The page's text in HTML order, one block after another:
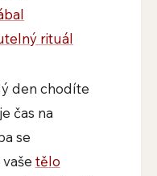
rituál
den chodíte
čas na
se
tělo